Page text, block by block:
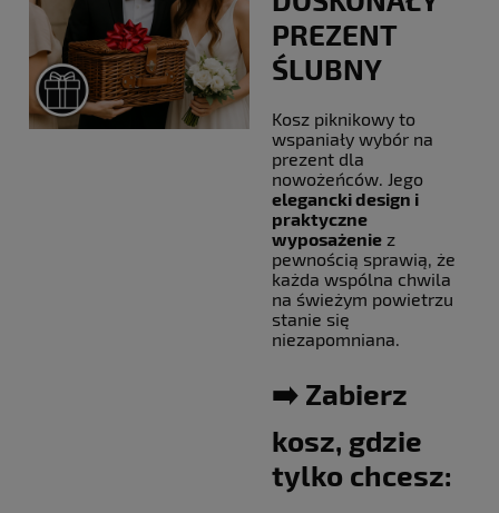
PREZENT
ŚLUBNY
Kosz piknikowy to
wspaniały wybór na
prezent dla
nowożeńców. Jego
elegancki design i
praktyczne
wyposażenie z
pewnością sprawią, że
każda wspólna chwila
na świeżym powietrzu
stanie się
niezapomniana.
➡️ Zabierz
kosz, gdzie
tylko chcesz: